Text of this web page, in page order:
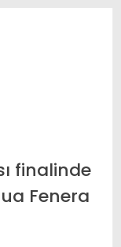
finalinde
Fenera